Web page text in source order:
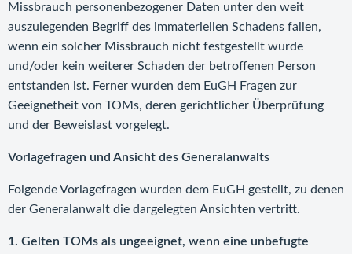
Missbrauch personenbezogener Daten unter den weit
auszulegenden Begriff des immateriellen Schadens fallen,
wenn ein solcher Missbrauch nicht festgestellt wurde
und/oder kein weiterer Schaden der betroffenen Person
entstanden ist. Ferner wurden dem EuGH Fragen zur
Geeignetheit von TOMs, deren gerichtlicher Überprüfung
und der Beweislast vorgelegt.
Vorlagefragen und Ansicht des Generalanwalts
Folgende Vorlagefragen wurden dem EuGH gestellt, zu denen
der Generalanwalt die dargelegten Ansichten vertritt.
1. Gelten TOMs als ungeeignet, wenn eine unbefugte